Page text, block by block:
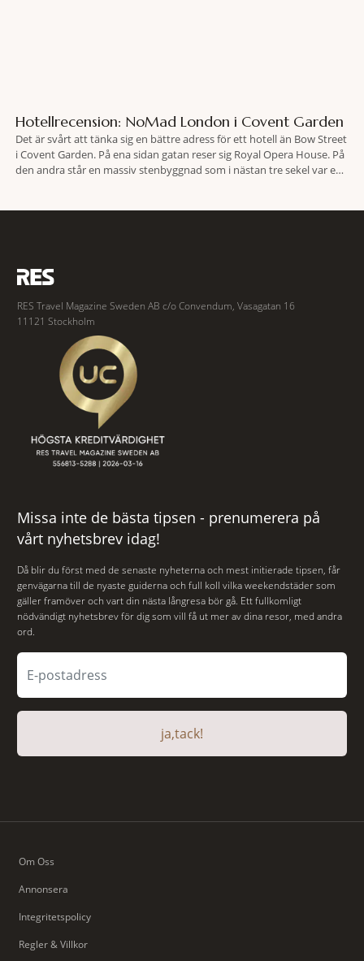
Hotellrecension: NoMad London i Covent Garden
Det är svårt att tänka sig en bättre adress för ett hotell än Bow Street
i Covent Garden. På ena sidan gatan reser sig Royal Opera House. På
den andra står en massiv stenbyggnad som i nästan tre sekel var en
RES Travel Magazine Sweden AB c/o Convendum, Vasagatan 16
11121 Stockholm
Missa inte de bästa tipsen - prenumerera på
vårt nyhetsbrev idag!
Då blir du först med de senaste nyheterna och mest initierade tipsen, får
genvägarna till de nyaste guiderna och full koll vilka weekendstäder som
gäller framöver och vart din nästa långresa bör gå. Ett fullkomligt
nödvändigt nyhetsbrev för dig som vill få ut mer av dina resor, med andra
ord.
ja,tack!
Om Oss
Annonsera
Integritetspolicy
Regler & Villkor